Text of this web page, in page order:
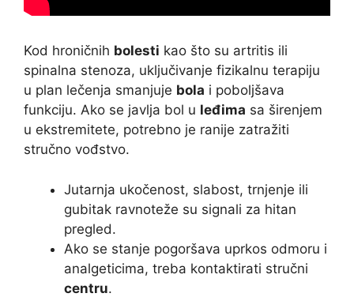
Kod hroničnih bolesti kao što su artritis ili
spinalna stenoza, uključivanje fizikalnu terapiju
u plan lečenja smanjuje bola i poboljšava
funkciju. Ako se javlja bol u leđima sa širenjem
u ekstremitete, potrebno je ranije zatražiti
stručno vođstvo.
Jutarnja ukočenost, slabost, trnjenje ili
gubitak ravnoteže su signali za hitan
pregled.
Ako se stanje pogoršava uprkos odmoru i
analgeticima, treba kontaktirati stručni
centru.